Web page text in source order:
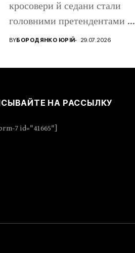
кросовери й седани стали
головними претендентами на
звання...
BYБОРОДЯНКО ЮРІЙ 29.07.2026
НА РАССЫЛКУ
7 id="41665"]